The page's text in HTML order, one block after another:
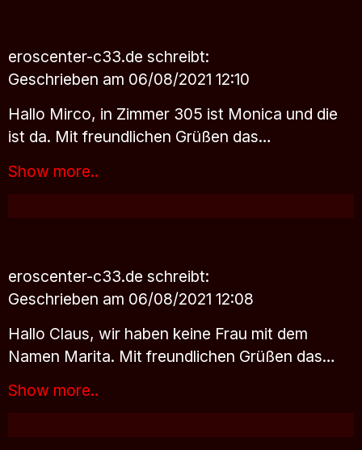
eroscenter-c33.de schreibt:
Geschrieben am 06/08/2021 12:10
Hallo Mirco, in Zimmer 305 ist Monica und die
ist da. Mit freundlichen Grüßen das…
Show more..
eroscenter-c33.de schreibt:
Geschrieben am 06/08/2021 12:08
Hallo Claus, wir haben keine Frau mit dem
Namen Marita. Mit freundlichen Grüßen das…
Show more..